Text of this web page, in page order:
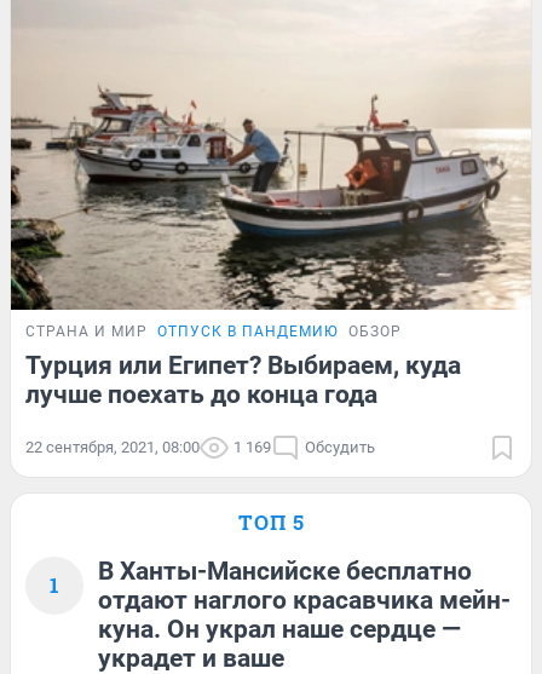
СТРАНА И МИР ОТПУСК В ПАНДЕМИЮ ОБЗОР
Турция или Египет? Выбираем, куда
лучше поехать до конца года
22 сентября, 2021, 08:00 1 169 Обсудить
ТОП 5
1
В Ханты-Мансийске бесплатно
отдают наглого красавчика мейн-
куна. Он украл наше сердце —
украдет и ваше